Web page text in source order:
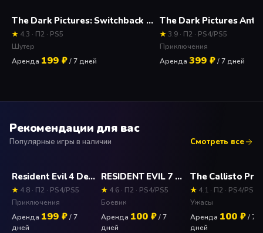
The Dark Pictures: Switchback VR Прокат и аренда игры 7 дней
★ 4.3 · П2 · PS5
Шутер
Аренда 199 ₽/ 7 дней
★3.9 · П2 · PS4/PS5
Приключения
Аренда 399 ₽/ 7 дней
Рекомендации для вас
Популярные игры в наличии Смотреть все
Resident Evil 4 Deluxe Edition Прокат и аренда игры 7 дней
★ 4.8 · П2 · PS4/PS5
Приключения
Аренда 199 ₽/ 7
дней
RESIDENT EVIL 7 biohazard (PS4) Прокат и аренда игры 7 дней
★ 4.6 · П2 · PS4/PS5
Боевик
Аренда 100 ₽/ 7
дней
★ 4.1 · П2 · PS4/PS5
Ужасы
Аренда 100 ₽/ 7
дней